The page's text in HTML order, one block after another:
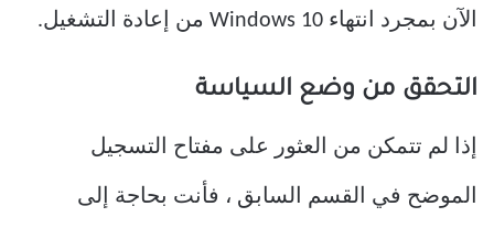
الآن بمجرد انتهاء Windows 10 من إعادة التشغيل.
التحقق من وضع السياسة
إذا لم تتمكن من العثور على مفتاح التسجيل
الموضح في القسم السابق ، فأنت بحاجة إلى